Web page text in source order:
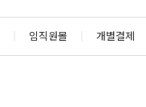
임직원몰 개별결제